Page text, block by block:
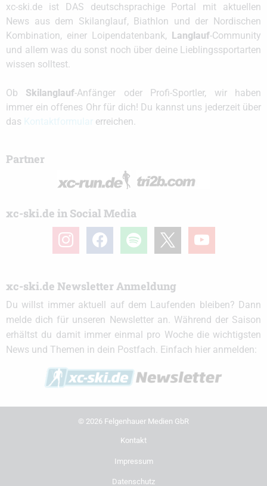
xc-ski.de ist DAS deutschsprachige Portal mit aktuellen
News aus dem Skilanglauf, Biathlon und der Nordischen
Kombination, einer Loipendatenbank, Langlauf-Community
und allem was du sonst noch über deine Lieblingssportarten
wissen solltest.
Ob Skilanglauf-Anfänger oder Profi-Sportler, wir haben
immer ein offenes Ohr für dich! Du kannst uns jederzeit über
das
erreichen.
Partner
xc-ski.de in Social Media
instagramfacebook spotify youtube
xc-ski.de Newsletter Anmeldung
Du willst immer aktuell auf dem Laufenden bleiben? Dann
melde dich für unseren Newsletter an. Während der Saison
erhältst du damit immer einmal pro Woche die wichtigsten
News und Themen in dein Postfach. Einfach hier anmelden:
© 2026 Felgenhauer Medien GbR
Kontakt
Impressum
Datenschutz